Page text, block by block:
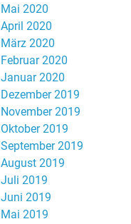
Mai 2020
April 2020
März 2020
Februar 2020
Januar 2020
Dezember 2019
November 2019
Oktober 2019
September 2019
August 2019
Juli 2019
Juni 2019
Mai 2019